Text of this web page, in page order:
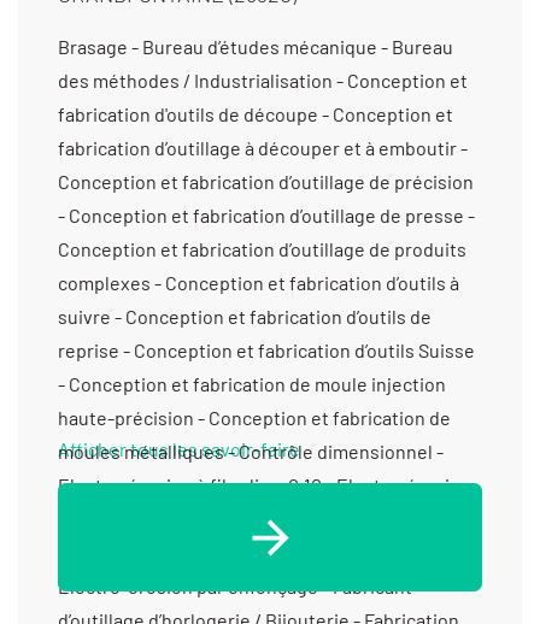
Brasage - Bureau d’études mécanique - Bureau des méthodes / Industrialisation - Conception et fabrication d'outils de découpe - Conception et fabrication d’outillage à découper et à emboutir - Conception et fabrication d’outillage de précision - Conception et fabrication d’outillage de presse - Conception et fabrication d’outillage de produits complexes - Conception et fabrication d’outils à suivre - Conception et fabrication d’outils de reprise - Conception et fabrication d’outils Suisse - Conception et fabrication de moule injection haute-précision - Conception et fabrication de moules métalliques - Contrôle dimensionnel - Electro-érosion à fil > diam 0,10 - Electro-érosion à fil > diam 0,20 - Électro-érosion micro perçage - Electro-érosion micro-perçage < diam 0,3 - Électro-érosion par enfonçage - Fabricant d’outillage d’horlogerie / Bijouterie - Fabrication d'outillage pour la découpe - Fabrication d'outillage pour le découpage - Fabrication d’ensembles et de sous-ensembles - Fabrication d’outillage de presse - Fabrication d’outillage pour l’injection plastique - Fabrication de dispositifs médicaux non implantables - Fabrication de poinçon-matrice - Fabrication de sous-ensembles et d'ensembles pour machines spéciales - Maintenance d’outillage - Métallurgie des poudres - Métrologie avec contact (palpage) - Prestation - Métrologie sans contact (vidéo, optique, scanner) - Prestation - Micro-usinage - Polissage brillantage au tonneau (tribofinition) - Polissage électrolytique - Polissage technique sans déformation - Prototypes (fabrication petite série) -
Afficher tous les savoir-faire